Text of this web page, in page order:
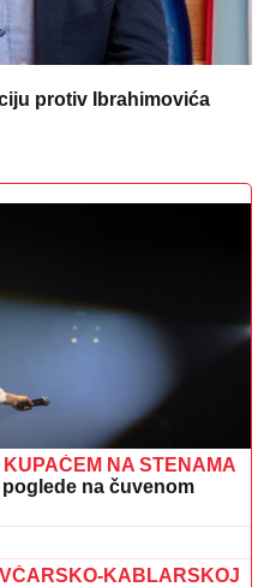
protiv Ibrahimovića
NA STENAMA
na čuvenom
na sebe